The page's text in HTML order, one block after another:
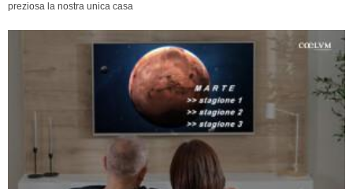
preziosa la nostra unica casa